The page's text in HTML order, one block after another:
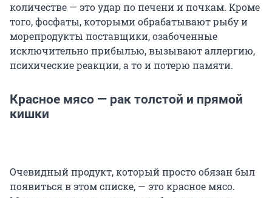
количестве — это удар по печени и почкам. Кроме
того, фосфаты, которыми обрабатывают рыбу и
морепродукты поставщики, озабоченные
исключительно прибылью, вызывают аллергию,
психические реакции, а то и потерю памяти.
Красное мясо — рак толстой и прямой
кишки
Очевидный продукт, который просто обязан был
появиться в этом списке, — это красное мясо.